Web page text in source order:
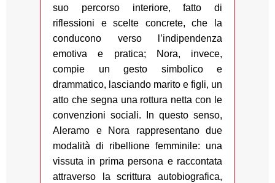
suo percorso interiore, fatto di
riflessioni e scelte concrete, che la
conducono verso l’indipendenza
emotiva e pratica; Nora, invece,
compie un gesto simbolico e
drammatico, lasciando marito e figli, un
atto che segna una rottura netta con le
convenzioni sociali. In questo senso,
Aleramo e Nora rappresentano due
modalità di ribellione femminile: una
vissuta in prima persona e raccontata
attraverso la scrittura autobiografica,